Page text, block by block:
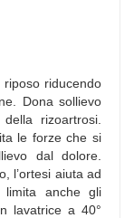
riposo riducendo
Dona sollievo
rizoartrosi.
le forze che si
dal dolore.
l’ortesi aiuta ad
limita anche gli
lavatrice a 40°